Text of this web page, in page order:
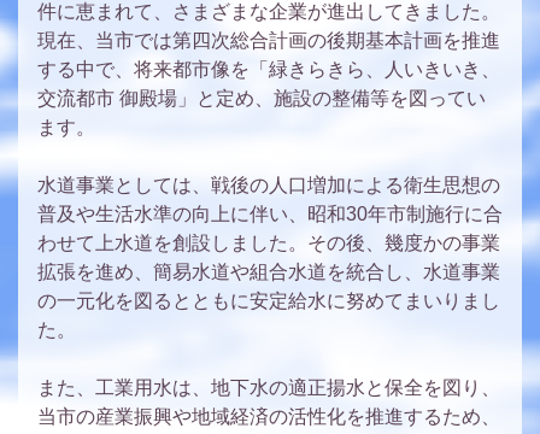
件に恵まれて、さまざまな企業が進出してきました。
現在、当市では第四次総合計画の後期基本計画を推進
する中で、将来都市像を「緑きらきら、人いきいき、
交流都市 御殿場」と定め、施設の整備等を図ってい
ます。
水道事業としては、戦後の人口増加による衛生思想の
普及や生活水準の向上に伴い、昭和30年市制施行に合
わせて上水道を創設しました。その後、幾度かの事業
拡張を進め、簡易水道や組合水道を統合し、水道事業
の一元化を図るとともに安定給水に努めてまいりまし
た。
また、工業用水は、地下水の適正揚水と保全を図り、
当市の産業振興や地域経済の活性化を推進するため、